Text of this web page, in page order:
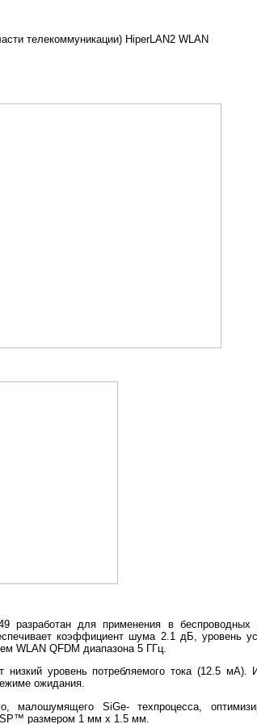
телекоммуникации) HiperLAN2 WLAN
разработан для применения в
коэффициент шума 2.1 дБ, уровень
WLAN QFDM диапазона 5 ГГц.
уровень потребляемого тока (12.5 мА).
ожидания.
малошумящего SiGe- техпроцесса,
размером 1 мм х 1.5 мм.